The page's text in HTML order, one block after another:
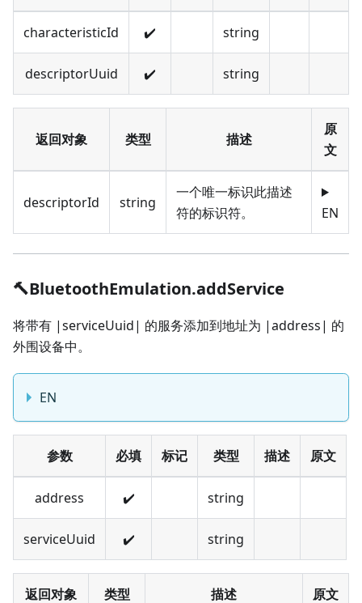
characteristicId ✔️ string
descriptorUuid ✔️ string
返回对象 类型 描述
原
文
descriptorId string
一个唯一标识此描述
符的标识符。
EN
🔨BluetoothEmulation.addService
将带有 |serviceUuid| 的服务添加到地址为 |address| 的
外围设备中。
EN
参数 必填 标记 类型 描述 原文
address ✔️ string
serviceUuid ✔️ string
返回对象 类型 描述 原文